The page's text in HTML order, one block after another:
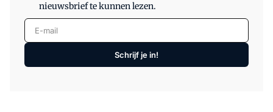
nieuwsbrief te kunnen lezen.
E-mail
Schrijf je in!